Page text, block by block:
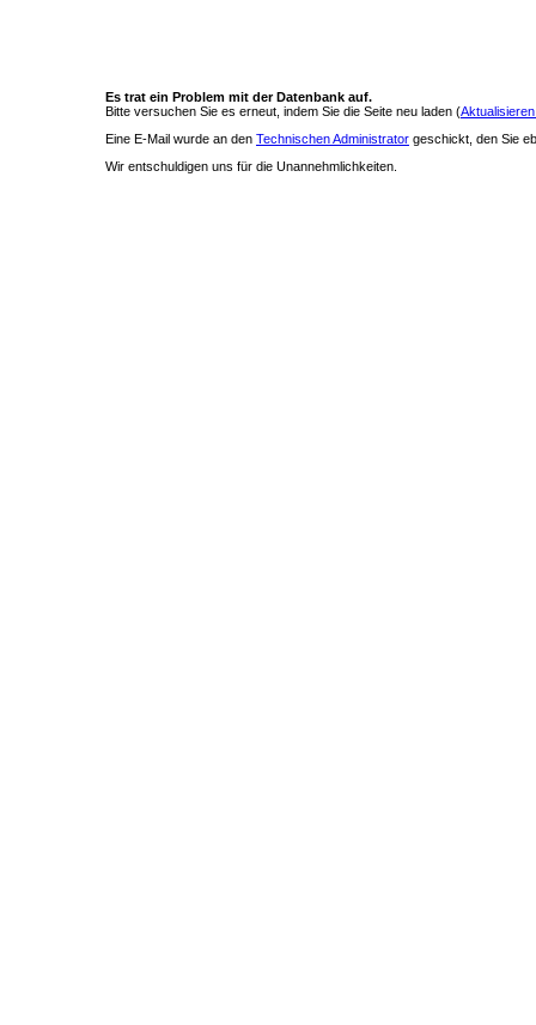
Es trat ein Problem mit der Datenbank auf.
Bitte versuchen Sie es erneut, indem Sie die Seite neu laden (
Eine E-Mail wurde an den Technischen Administrator geschickt, den Sie
Wir entschuldigen uns für die Unannehmlichkeiten.